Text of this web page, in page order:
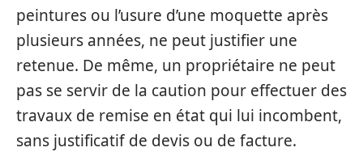
peintures ou l’usure d’une moquette après
plusieurs années, ne peut justifier une
retenue. De même, un propriétaire ne peut
pas se servir de la caution pour effectuer des
travaux de remise en état qui lui incombent,
sans justificatif de devis ou de facture.